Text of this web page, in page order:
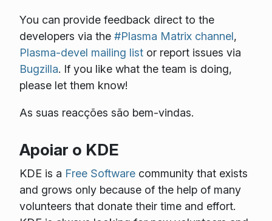
You can provide feedback direct to the
developers via the #Plasma Matrix channel,
Plasma-devel mailing listor report issues via
Bugzilla. If you like what the team is doing,
please let them know!
As suas reacções são bem-vindas.
Apoiar o KDE
KDE is a Free Softwarecommunity that exists
and grows only because of the help of many
volunteers that donate their time and effort.